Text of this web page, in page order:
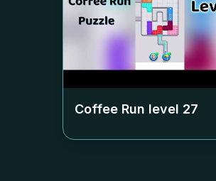
Coffee Run level 27